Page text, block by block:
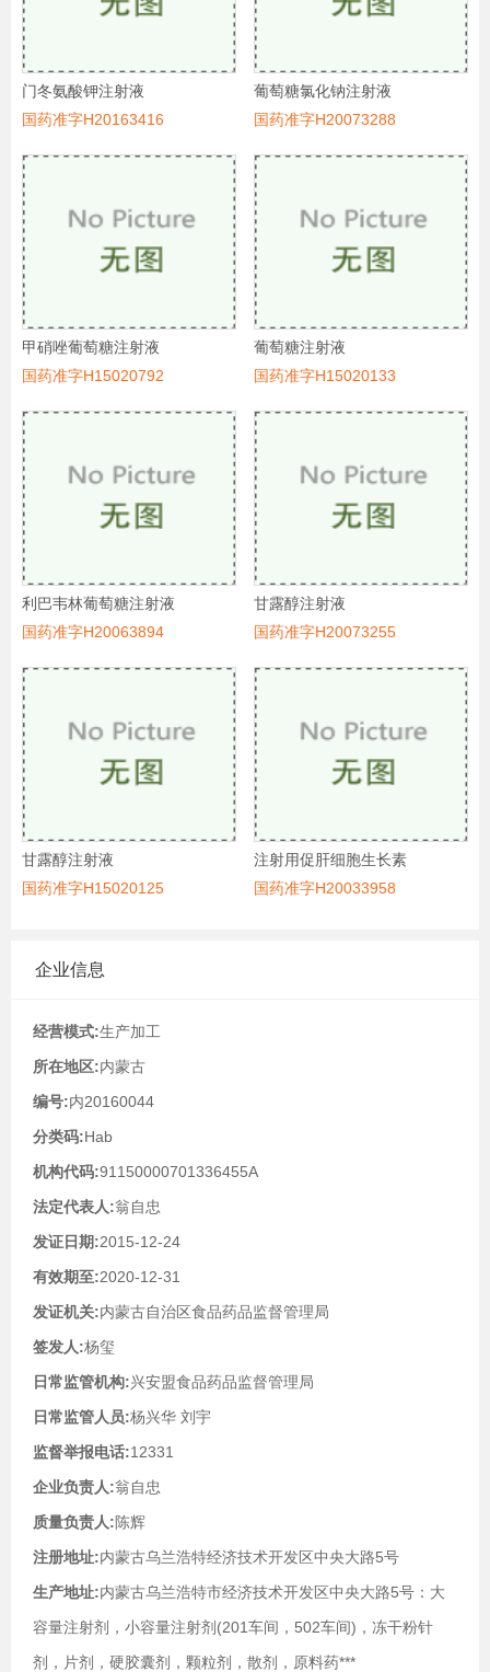
门冬氨酸钾注射液
国药准字H20163416
葡萄糖氯化钠注射液
国药准字H20073288
甲硝唑葡萄糖注射液
国药准字H15020792
葡萄糖注射液
国药准字H15020133
利巴韦林葡萄糖注射液
国药准字H20063894
甘露醇注射液
国药准字H20073255
甘露醇注射液
国药准字H15020125
注射用促肝细胞生长素
国药准字H20033958
企业信息
经营模式:生产加工
所在地区:内蒙古
编号:内20160044
分类码:Hab
机构代码:91150000701336455A
法定代表人:翁自忠
发证日期:2015-12-24
有效期至:2020-12-31
发证机关:内蒙古自治区食品药品监督管理局
签发人:杨玺
日常监管机构:兴安盟食品药品监督管理局
日常监管人员:杨兴华 刘宇
监督举报电话:12331
企业负责人:翁自忠
质量负责人:陈辉
注册地址:内蒙古乌兰浩特经济技术开发区中央大路5号
生产地址:内蒙古乌兰浩特市经济技术开发区中央大路5号：大
容量注射剂，小容量注射剂(201车间，502车间)，冻干粉针
剂，片剂，硬胶囊剂，颗粒剂，散剂，原料药***